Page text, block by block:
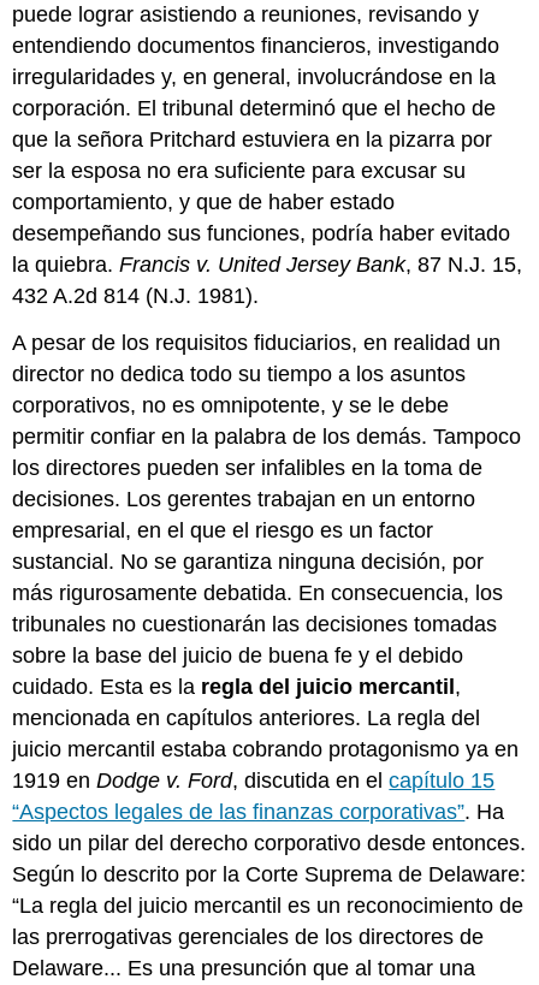
puede lograr asistiendo a reuniones, revisando y
entendiendo documentos financieros, investigando
irregularidades y, en general, involucrándose en la
corporación. El tribunal determinó que el hecho de
que la señora Pritchard estuviera en la pizarra por
ser la esposa no era suficiente para excusar su
comportamiento, y que de haber estado
desempeñando sus funciones, podría haber evitado
la quiebra.Francis v. United Jersey Bank, 87 N.J. 15,
432 A.2d 814 (N.J. 1981).
A pesar de los requisitos fiduciarios, en realidad un
director no dedica todo su tiempo a los asuntos
corporativos, no es omnipotente, y se le debe
permitir confiar en la palabra de los demás. Tampoco
los directores pueden ser infalibles en la toma de
decisiones. Los gerentes trabajan en un entorno
empresarial, en el que el riesgo es un factor
sustancial. No se garantiza ninguna decisión, por
más rigurosamente debatida. En consecuencia, los
tribunales no cuestionarán las decisiones tomadas
sobre la base del juicio de buena fe y el debido
cuidado. Esta es la regla del juicio mercantil,
mencionada en capítulos anteriores. La regla del
juicio mercantil estaba cobrando protagonismo ya en
1919 enDodge v. Ford, discutida en elcapítulo 15
“Aspectos legales de las finanzas corporativas”. Ha
sido un pilar del derecho corporativo desde entonces.
Según lo descrito por la Corte Suprema de Delaware:
“La regla del juicio mercantil es un reconocimiento de
las prerrogativas gerenciales de los directores de
Delaware... Es una presunción que al tomar una